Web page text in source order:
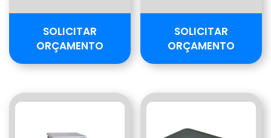
SOLICITAR
ORÇAMENTO
SOLICITAR
ORÇAMENTO